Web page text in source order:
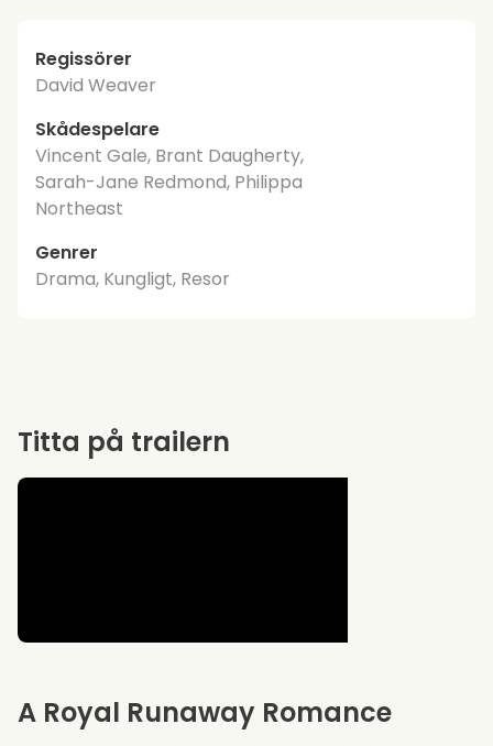
Regissörer
David Weaver
Skådespelare
Vincent Gale, Brant Daugherty,
Sarah-Jane Redmond, Philippa
Northeast
Genrer
Drama, Kungligt, Resor
A Royal Runaway Romance
Titta på trailern